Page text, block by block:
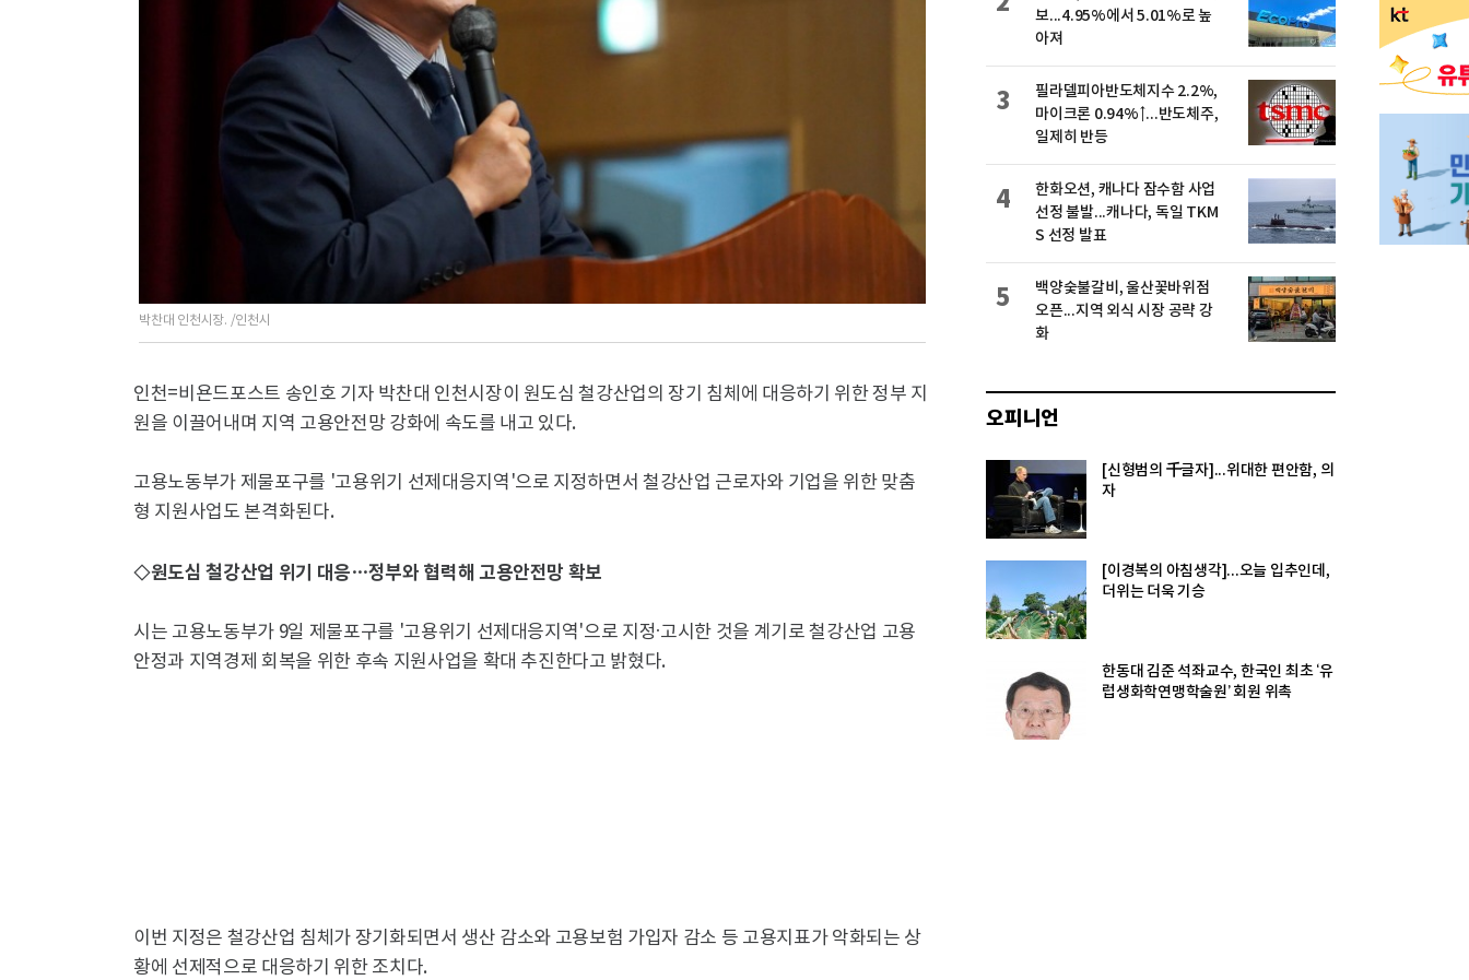
박찬대 인천시장. /인천시
인천=비욘드포스트 송인호 기자 박찬대 인천시장이 원도심 철강산업의 장기 침체에 대응하기 위한 정부 지
원을 이끌어내며 지역 고용안전망 강화에 속도를 내고 있다.
고용노동부가 제물포구를 '고용위기 선제대응지역'으로 지정하면서 철강산업 근로자와 기업을 위한 맞춤
형 지원사업도 본격화된다.
◇원도심 철강산업 위기 대응…정부와 협력해 고용안전망 확보
시는 고용노동부가 9일 제물포구를 '고용위기 선제대응지역'으로 지정·고시한 것을 계기로 철강산업 고용
안정과 지역경제 회복을 위한 후속 지원사업을 확대 추진한다고 밝혔다.
이번 지정은 철강산업 침체가 장기화되면서 생산 감소와 고용보험 가입자 감소 등 고용지표가 악화되는 상
황에 선제적으로 대응하기 위한 조치다.
보...4.95%에서 5.01%로 높
아져
필라델피아반도체지수 2.2%,
마이크론 0.94%↑...반도체주,
일제히 반등
3
한화오션, 캐나다 잠수함 사업
선정 불발...캐나다, 독일 TKM
S 선정 발표
4
백양숯불갈비, 울산꽃바위점
오픈...지역 외식 시장 공략 강
화
5
오피니언
[신형범의 千글자]...위대한 편안함, 의
자
[이경복의 아침생각]...오늘 입추인데,
더위는 더욱 기승
한동대 김준 석좌교수, 한국인 최초 ‘유
럽생화학연맹학술원’ 회원 위촉